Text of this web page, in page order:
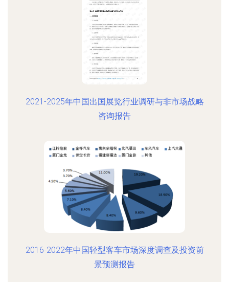
2021-2025年中国出国展览行业调研与非市场战略
咨询报告
2016-2022年中国轻型客车市场深度调查及投资前
景预测报告